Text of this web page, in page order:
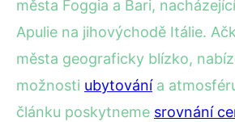
města Foggia a Bari,
Apulie na jihovýchodě Itálie.
města geograficky blízko,
možnosti ubytovánía
článku poskytneme srovnání